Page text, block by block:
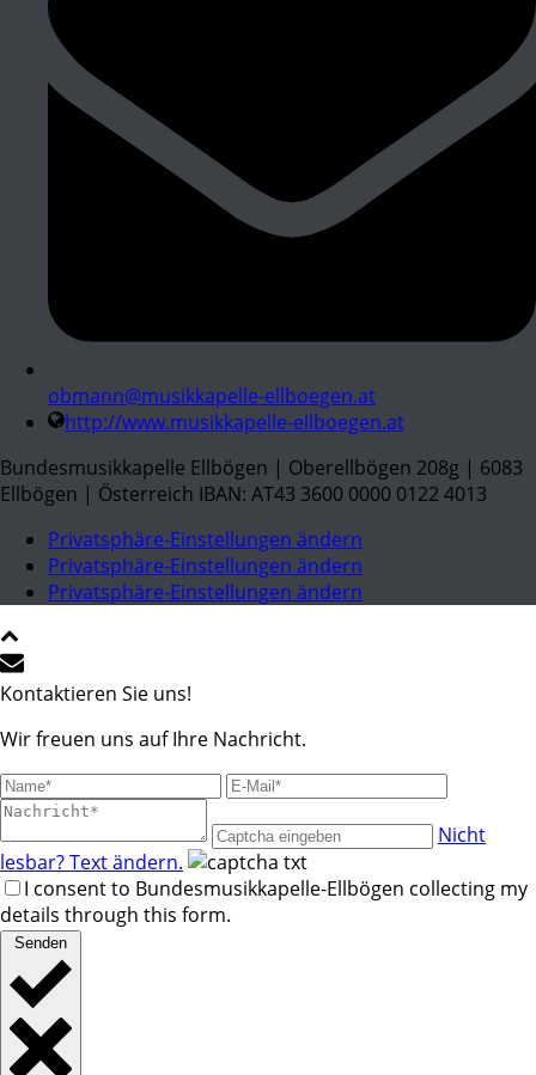
obmann@musikkapelle-ellboegen.at
http://www.musikkapelle-ellboegen.at
Bundesmusikkapelle Ellbögen | Oberellbögen 208g | 6083
Ellbögen | Österreich IBAN: AT43 3600 0000 0122 4013
Privatsphäre-Einstellungen ändern
Privatsphäre-Einstellungen ändern
Privatsphäre-Einstellungen ändern
Kontaktieren Sie uns!
Wir freuen uns auf Ihre Nachricht.
Nicht
lesbar? Text ändern.
I consent to Bundesmusikkapelle-Ellbögen collecting my
details through this form.
Senden